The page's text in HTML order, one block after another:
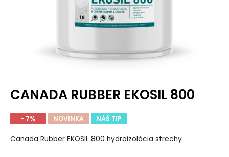
CANADA RUBBER EKOSIL 800
- 7% NOVINKA NÁŠ TIP
Canada Rubber EKOSIL 800 hydroizolácia strechy